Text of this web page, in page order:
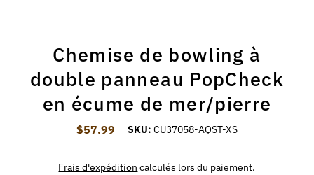
Chemise de bowling à
double panneau PopCheck
en écume de mer/pierre
Prix ordinaire
$57.99 SKU: CU37058-AQST-XS
Frais d'expédition calculés lors du paiement.